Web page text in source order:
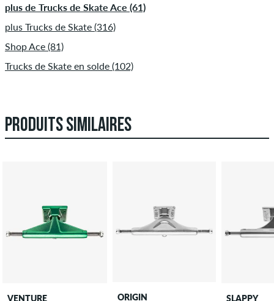
plus de Trucks de Skate Ace (61)
plus Trucks de Skate (316)
Shop Ace (81)
Trucks de Skate en solde (102)
PRODUITS SIMILAIRES
VENTURE
ORIGIN
SLAPPY